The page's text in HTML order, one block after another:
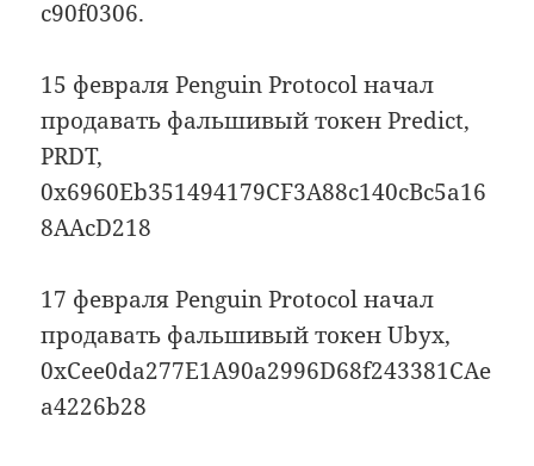
c90f0306.
15 февраля Penguin Protocol начал
продавать фальшивый токен Predict,
PRDT,
0x6960Eb351494179CF3A88c140cBc5a16
8AAcD218
17 февраля Penguin Protocol начал
продавать фальшивый токен Ubyx,
0xCee0da277E1A90a2996D68f243381CAe
a4226b28